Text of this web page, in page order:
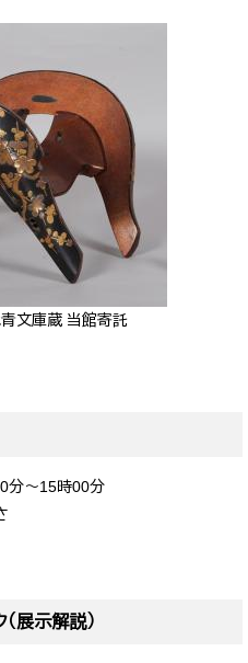
青文庫蔵 当館寄託
分～15時00分
展示解説）